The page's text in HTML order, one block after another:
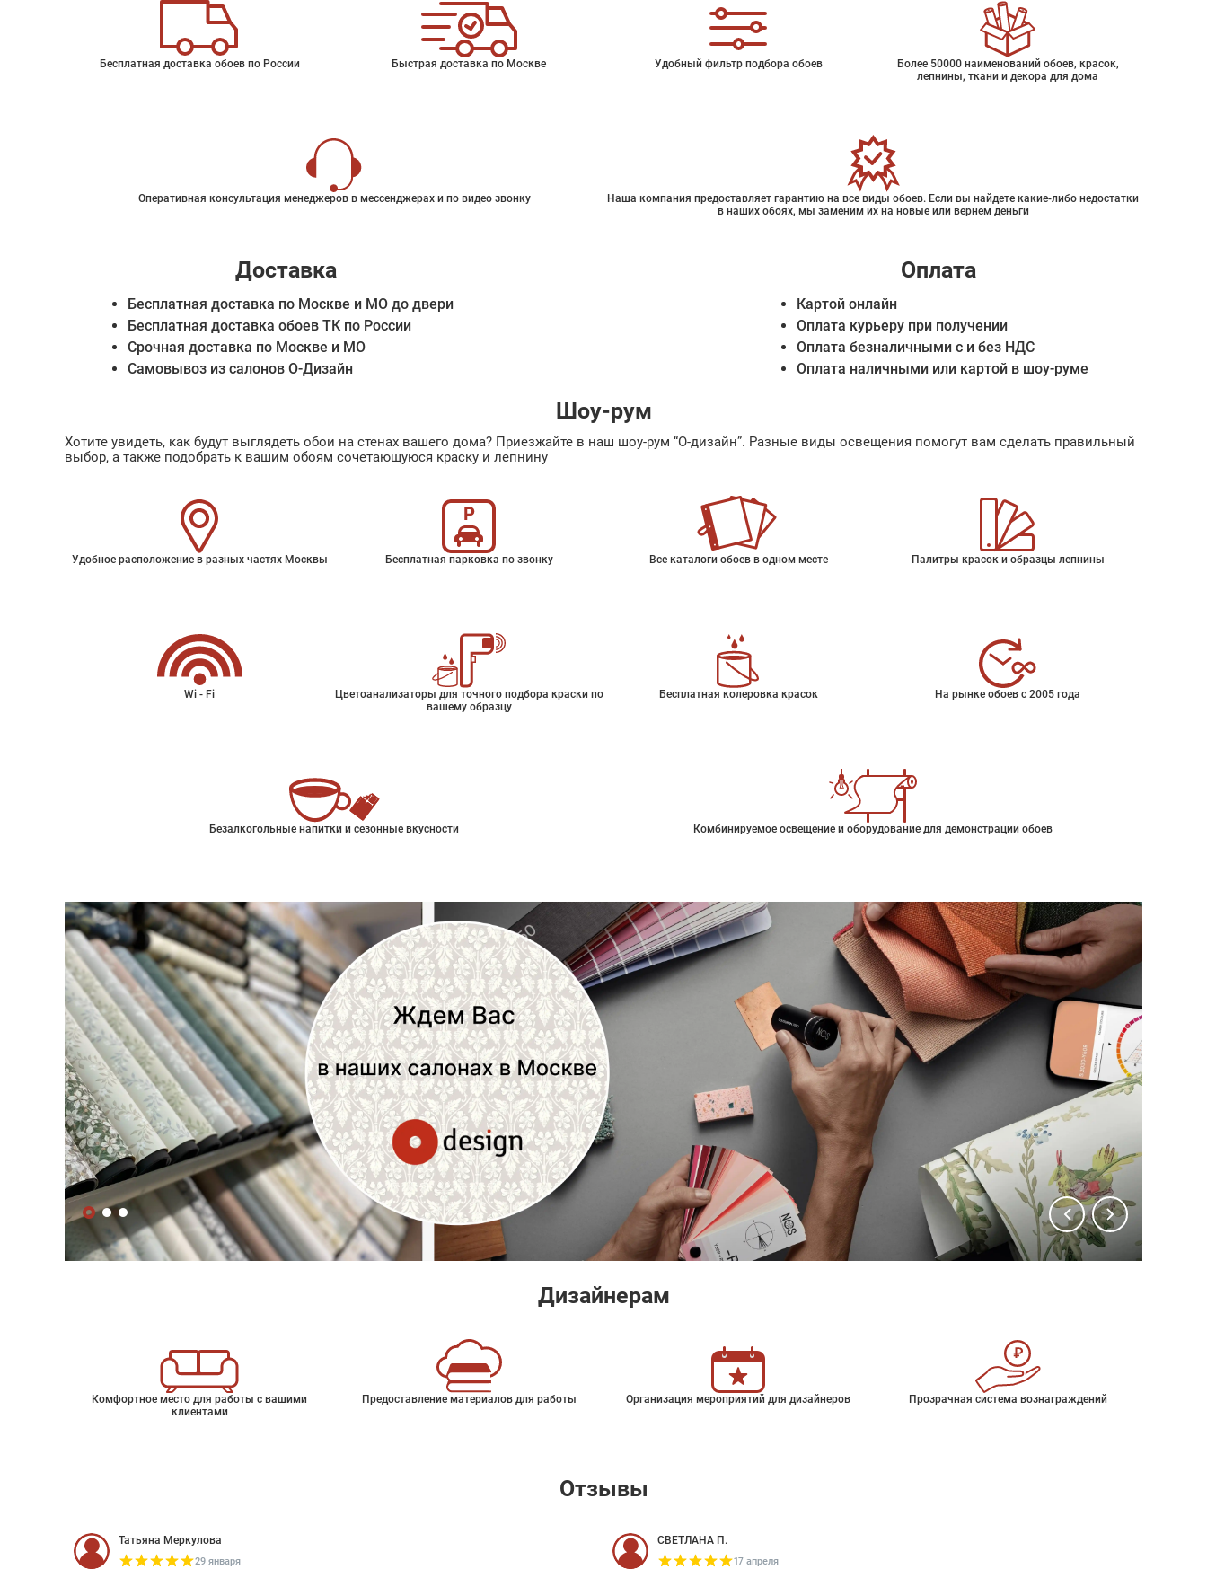
Бесплатная доставка обоев по России Быстрая доставка по Москве Удобный фильтр подбора обоев
Более 50000 наименований обоев, красок,
лепнины, ткани и декора для дома
Оперативная консультация менеджеров в мессенджерах и по видео звонку
Наша компания предоставляет гарантию на все виды обоев. Если вы найдете какие-либо недостатки
в наших обоях, мы заменим их на новые или вернем деньги
Доставка
Бесплатная доставка по Москве и МО до двери
Бесплатная доставка обоев ТК по России
Срочная доставка по Москве и МО
Самовывоз из салонов О-Дизайн
Оплата
Картой онлайн
Оплата курьеру при получении
Оплата безналичными с и без НДС
Оплата наличными или картой в шоу-руме
Шоу-рум
Хотите увидеть, как будут выглядеть обои на стенах вашего дома? Приезжайте в наш шоу-рум “О-дизайн”. Разные виды освещения помогут вам сделать правильный
выбор, а также подобрать к вашим обоям сочетающуюся краску и лепнину
Удобное расположение в разных частях Москвы Бесплатная парковка по звонку Все каталоги обоев в одном месте Палитры красок и образцы лепнины
Wi - Fi
Цветоанализаторы для точного подбора краски по
вашему образцу
Бесплатная колеровка красок На рынке обоев с 2005 года
Безалкогольные напитки и сезонные вкусности Комбинируемое освещение и оборудование для демонстрации обоев
Дизайнерам
Комфортное место для работы с вашими
клиентами
Предоставление материалов для работы Организация мероприятий для дизайнеров Прозрачная система вознаграждений
Отзывы
Татьяна Меркулова
29 января
СВЕТЛАНА П.
17 апреля